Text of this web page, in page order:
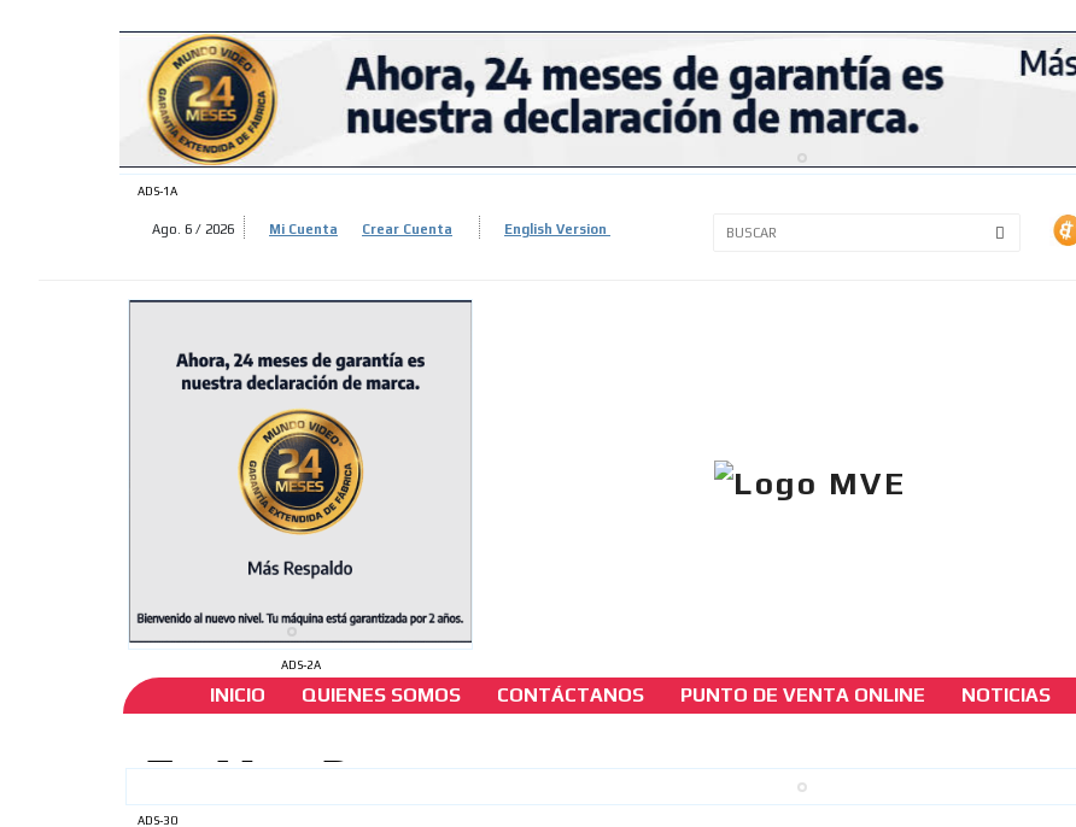
ADS-1A
Ago. 6 / 2026 Mi Cuenta Crear Cuenta English Version
ADS-2A
INICIO QUIENES SOMOS CONTÁCTANOS PUNTO DE VENTA ONLINE NOTICIAS
YA 12 DÍAS DESDE EL PRIMER
SOBRE LA ILEGALIDAD EN LOS JUEGOS DE
ADS-30
ADS-3A